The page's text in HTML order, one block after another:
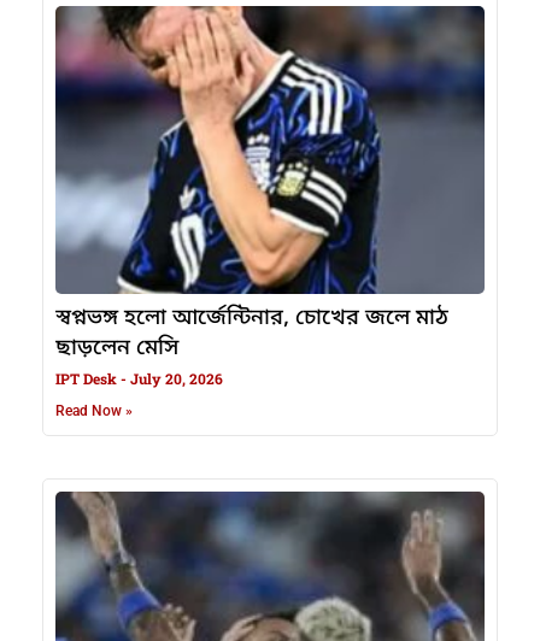
স্বপ্নভঙ্গ হলো আর্জেন্টিনার, চোখের জলে মাঠ
ছাড়লেন মেসি
IPT Desk July 20, 2026
Read Now »